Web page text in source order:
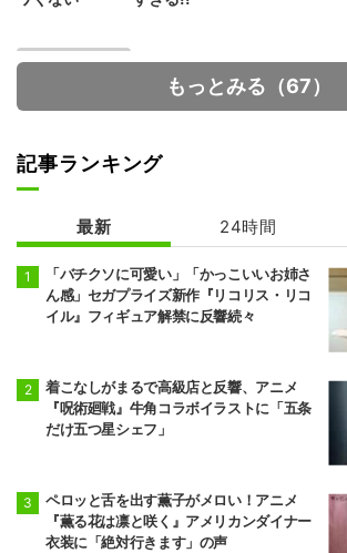
メダリスト 第2
期
もっとみる（67）
記事ランキング
最新 24時間
「バチクソに可愛い」「かっこいいお姉さ
ん感」セガプライズ新作『リコリス・リコ
イル』フィギュア解禁に反響続々
着こなしがまるで高級店と反響、アニメ
『呪術廻戦』牛角コラボイラストに「五条
だけ五つ星シェフ」
ペロッと舌を出す薫子がメロい！アニメ
『薫る花は凛と咲く』アメリカンダイナー
衣装に「絶対行きます」の声